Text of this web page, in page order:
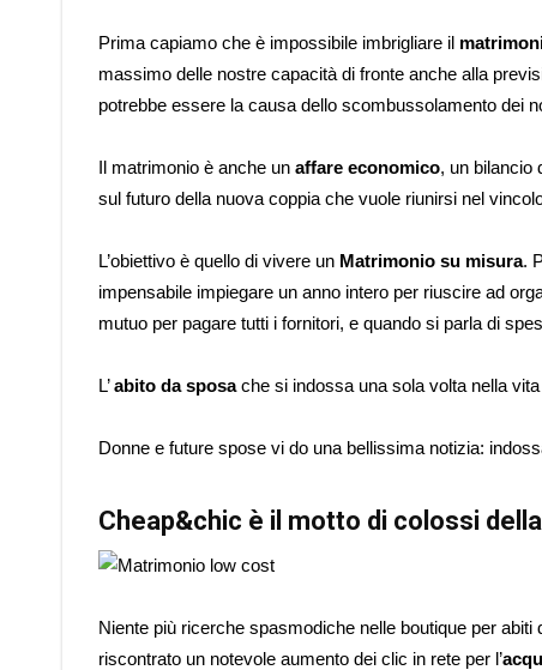
Prima capiamo che è impossibile imbrigliare il
massimo delle nostre capacità di fronte anche alla
potrebbe essere la causa dello scombussolamento dei
Il matrimonio è anche un affare economico, un bilancio
sul futuro della nuova coppia che vuole riunirsi nel
L’obiettivo è quello di vivere un Matrimonio su misura.
impensabile impiegare un anno intero per riuscire ad
mutuo per pagare tutti i fornitori, e quando si parla di
L’abito da sposache si indossa una sola volta nella
Donne e future spose vi do una bellissima notizia:
Cheap&chic è il motto di colossi
Niente più ricerche spasmodiche nelle boutique per
riscontrato un notevole aumento dei clic in rete per l’